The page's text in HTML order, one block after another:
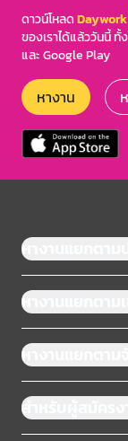
ดาวน์โหลดDaywork
ของเราได้แล้ววันนี้
และ Google Play
หางาน
หางานแยกตามป
หางานแยกตาม
หางานแยกตามจั
สำหรับผู้สมัครงา